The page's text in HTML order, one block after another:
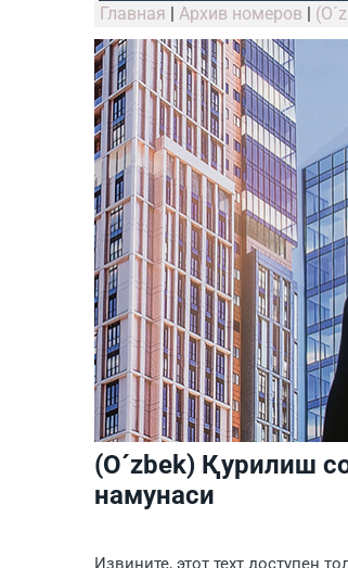
Главная | Архив номеров |
(O´zbek) Қурилиш
намунаcи
Извините, этот техт доступен